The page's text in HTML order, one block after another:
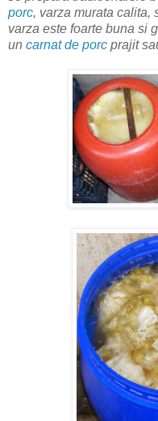
porc, varza murata calita,
varza este foarte buna si
un carnat de porc prajit